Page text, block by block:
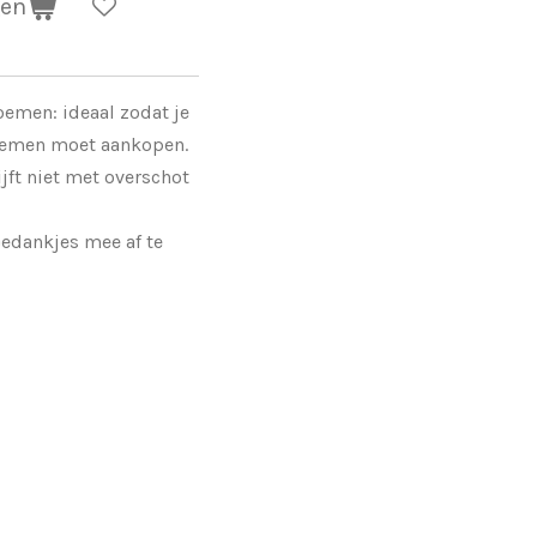
ideaal zodat je
moet aankopen.
niet met overschot
mee af te